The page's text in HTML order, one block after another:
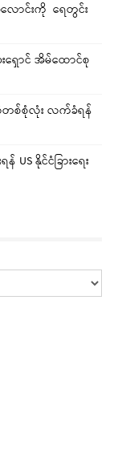
ောင်းကို ရေတွင်း
ရှောင် အိမ်ထောင်စု
စ်စုံလုံး လက်ခံရန်
နိုင်ငံခြားရေး